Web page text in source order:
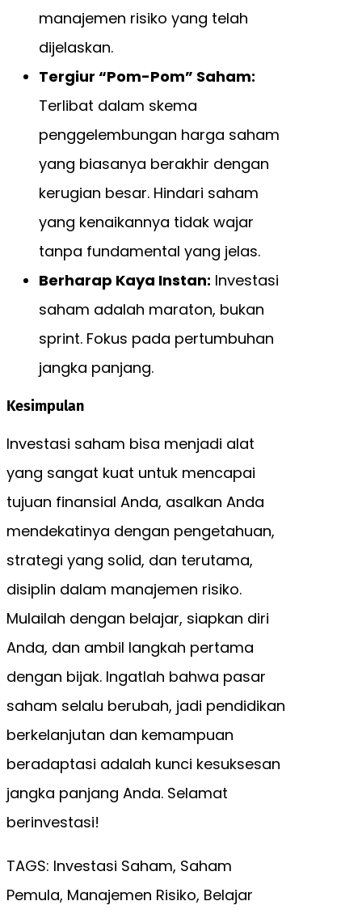
manajemen risiko yang telah
dijelaskan.
Tergiur “Pom-Pom” Saham:
Terlibat dalam skema
penggelembungan harga saham
yang biasanya berakhir dengan
kerugian besar. Hindari saham
yang kenaikannya tidak wajar
tanpa fundamental yang jelas.
Berharap Kaya Instan: Investasi
saham adalah maraton, bukan
sprint. Fokus pada pertumbuhan
jangka panjang.
Kesimpulan
Investasi saham bisa menjadi alat
yang sangat kuat untuk mencapai
tujuan finansial Anda, asalkan Anda
mendekatinya dengan pengetahuan,
strategi yang solid, dan terutama,
disiplin dalam manajemen risiko.
Mulailah dengan belajar, siapkan diri
Anda, dan ambil langkah pertama
dengan bijak. Ingatlah bahwa pasar
saham selalu berubah, jadi pendidikan
berkelanjutan dan kemampuan
beradaptasi adalah kunci kesuksesan
jangka panjang Anda. Selamat
berinvestasi!
TAGS: Investasi Saham, Saham
Pemula, Manajemen Risiko, Belajar